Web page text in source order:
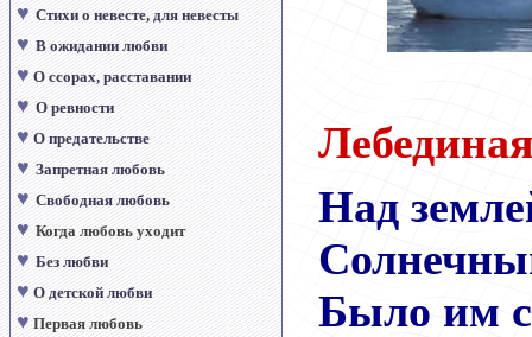
♥ Стихи о невесте, для невесты
♥ В ожидании любви
♥ О ссорах, расставании
♥ О ревности
♥ О предательстве
♥ Запретная любовь
♥ Свободная любовь
♥ Когда любовь уходит
♥ Без любви
♥ О детской любви
♥ Первая любовь
Над
Было им